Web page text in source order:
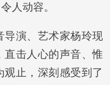
人动容。
演、艺术家杨玲现
直击人心的声音、惟
止，深刻感受到了